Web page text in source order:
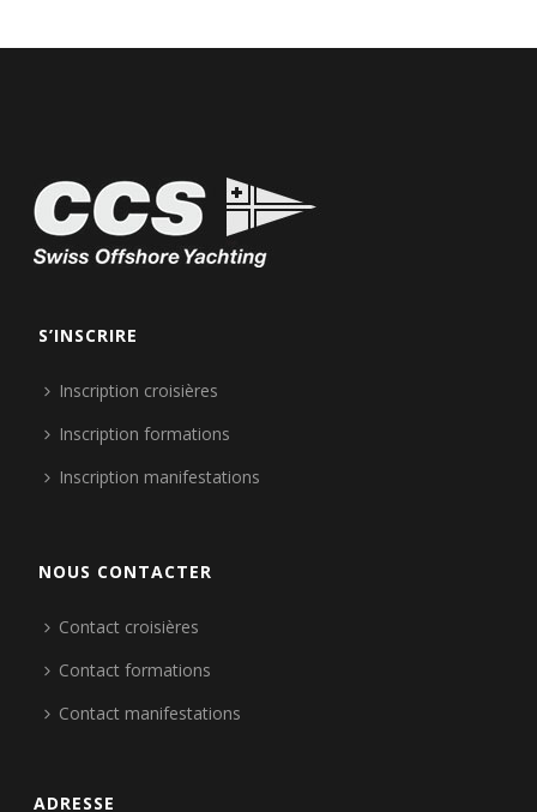
S’INSCRIRE
Inscription croisières
Inscription formations
Inscription manifestations
NOUS CONTACTER
Contact croisières
Contact formations
Contact manifestations
ADRESSE